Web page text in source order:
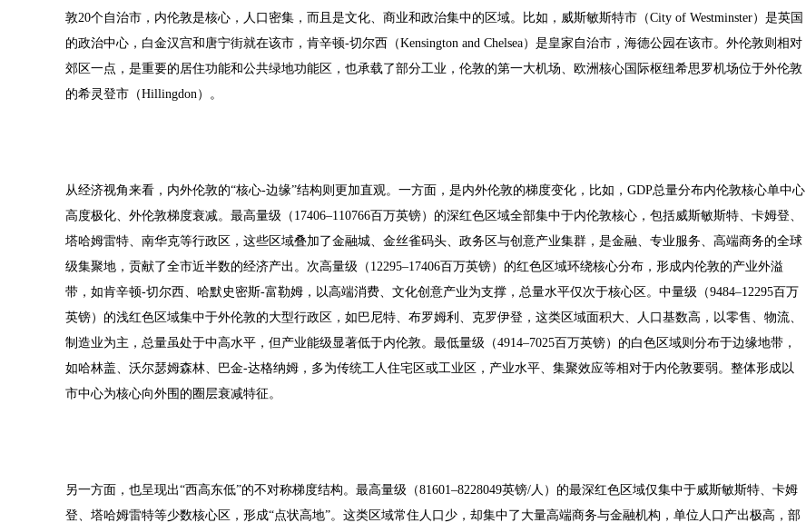
敦20个自治市，内伦敦是核心，人口密集，而且是文化、商业和政治集中的区域。比如，威斯敏斯特市（City of Westminster）是英国
的政治中心，白金汉宫和唐宁街就在该市，肯辛顿-切尔西（Kensington and Chelsea）是皇家自治市，海德公园在该市。外伦敦则相对
郊区一点，是重要的居住功能和公共绿地功能区，也承载了部分工业，伦敦的第一大机场、欧洲核心国际枢纽希思罗机场位于外伦敦
的希灵登市（Hillingdon）。
从经济视角来看，内外伦敦的“核心-边缘”结构则更加直观。一方面，是内外伦敦的梯度变化，比如，GDP总量分布内伦敦核心单中心
高度极化、外伦敦梯度衰减。最高量级（17406–110766百万英镑）的深红色区域全部集中于内伦敦核心，包括威斯敏斯特、卡姆登、
塔哈姆雷特、南华克等行政区，这些区域叠加了金融城、金丝雀码头、政务区与创意产业集群，是金融、专业服务、高端商务的全球
级集聚地，贡献了全市近半数的经济产出。次高量级（12295–17406百万英镑）的红色区域环绕核心分布，形成内伦敦的产业外溢
带，如肯辛顿-切尔西、哈默史密斯-富勒姆，以高端消费、文化创意产业为支撑，总量水平仅次于核心区。中量级（9484–12295百万
英镑）的浅红色区域集中于外伦敦的大型行政区，如巴尼特、布罗姆利、克罗伊登，这类区域面积大、人口基数高，以零售、物流、
制造业为主，总量虽处于中高水平，但产业能级显著低于内伦敦。最低量级（4914–7025百万英镑）的白色区域则分布于边缘地带，
如哈林盖、沃尔瑟姆森林、巴金-达格纳姆，多为传统工人住宅区或工业区，产业水平、集聚效应等相对于内伦敦要弱。整体形成以
市中心为核心向外围的圈层衰减特征。
另一方面，也呈现出“西高东低”的不对称梯度结构。最高量级（81601–8228049英镑/人）的最深红色区域仅集中于威斯敏斯特、卡姆
登、塔哈姆雷特等少数核心区，形成“点状高地”。这类区域常住人口少，却集中了大量高端商务与金融机构，单位人口产出极高，部